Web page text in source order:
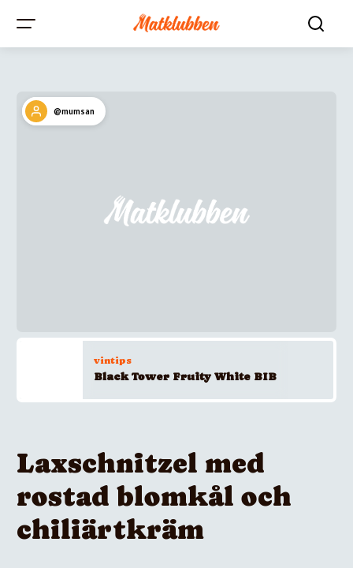
@mumsan
vintips
Black Tower Fruity White BIB
Laxschnitzel med
rostad blomkål och
chiliärtkräm